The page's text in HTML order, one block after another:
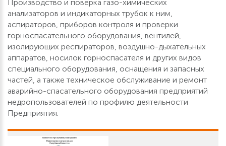
Производство и поверка газо-химических
анализаторов и индикаторных трубок к ним,
аспираторов, приборов контроля и проверки
горноспасательного оборудования, вентилей,
изолирующих респираторов, воздушно-дыхательных
аппаратов, носилок горноспасателя и других видов
специального оборудования, оснащения и запасных
частей, а также техническое обслуживание и ремонт
аварийно-спасательного оборудования предприятий
недропользователей по профилю деятельности
Предприятия.